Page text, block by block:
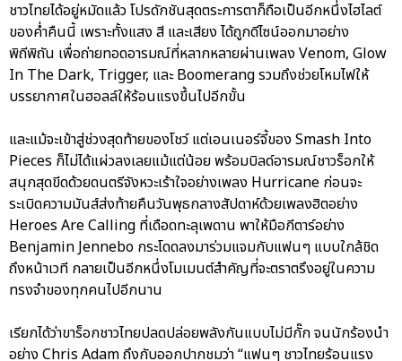
ชาวไทยได้อยู่หมัดแล้ว โปรดักชันสุดตระการตาก็ถือเป็นอีกหนึ่งไฮไลต์
ของค่ำคืนนี้ เพราะทั้งแสง สี และเสียง ได้ถูกดีไซน์ออกมาอย่าง
พิถีพิถัน เพื่อถ่ายทอดอารมณ์ที่หลากหลายผ่านเพลง Venom, Glow
In The Dark, Trigger, และ Boomerang รวมถึงช่วยโหมไฟให้
บรรยากาศในฮอลล์ให้ร้อนแรงขึ้นไปอีกขั้น
และแม้จะเข้าสู่ช่วงสุดท้ายของโชว์ แต่เอนเนอร์จี้ของ Smash Into
Pieces ก็ไม่ได้แผ่วลงเลยแม้แต่น้อย พร้อมบิลด์อารมณ์ชาวร็อกให้
สนุกสุดขีดด้วยดนตรีจังหวะเร้าใจอย่างเพลง Hurricane ก่อนจะ
ระเบิดความมันส์ส่งท้ายคืนวันพุธกลางสัปดาห์ด้วยเพลงฮิตอย่าง
Heroes Are Calling ที่เดือดทะลุเพดาน พาให้มือกีตาร์อย่าง
Benjamin Jennebo กระโดดลงมาร่วมแจมกับแฟนๆ แบบใกล้ชิด
ถึงหน้าเวที กลายเป็นอีกหนึ่งโมเมนต์สำคัญที่จะตราตรึงอยู่ในความ
ทรงจำของทุกคนไปอีกนาน
เรียกได้ว่าขาร็อกชาวไทยปลดปล่อยพลังกันแบบไม่มีกั๊ก จนนักร้องนำ
อย่าง Chris Adam ถึงกับออกปากชมว่า “แฟนๆ ชาวไทยร้อนแรง